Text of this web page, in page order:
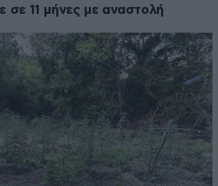
σε 11 μήνες με αναστολή